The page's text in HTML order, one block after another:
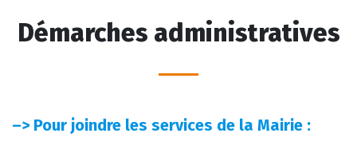
Démarches administratives
–> Pour joindre les services de la Mairie :